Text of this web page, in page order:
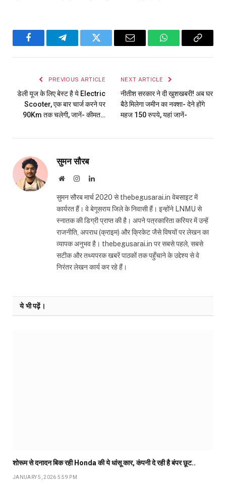
FacebookTelegramTwitter Email WhatsAppCopy
PREVIOUS ARTICLE
डेली यूज के लिए बेस्ट है ये Electric
Scooter, एक बार चार्ज करने पर
90Km तक चलेगी, जानें- कीमत…
NEXT ARTICLE
नीतीश सरकार ने दी खुशखबरी! अब घर
बैठे मिलेगा जमीन का नक्शा- देने होंगे
महज 150 रुपये, यहां जानें-
सुमन सौरब
WebsiteInstagramLinkedIn
सुमन सौरब मार्च 2020 से thebegusarai.in वेबसाइट में
कार्यरत हैं। वे बेगूसराय जिले के निवासी हैं। इन्होंने LNMU से
स्नातक की डिग्री प्राप्त की है। अपने पत्रकारिता करियर में उन्हें
राजनीति, अपराध (क्राइम) और क्रिकेट जैसे विषयों पर लेखन का
व्यापक अनुभव है। thebegusarai.in पर सबसे पहले, सबसे
सटीक और तथ्यपरक खबरें पाठकों तक पहुँचाने के उद्देश्य से वे
निरंतर लेखन कार्य कर रहे हैं।
ये भी पढ़ें।
शोरूम से दनादन बिक रही Honda की ये धांसू कार, कंपनी दे रही है बंपर छूट..
JANUARY 5, 2026 5:59 PM